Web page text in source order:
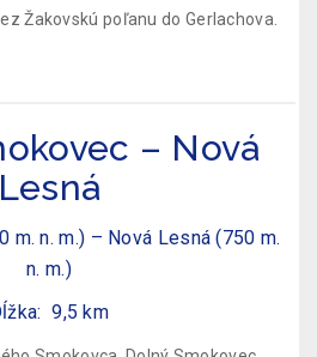
Žakovskú poľanu do Gerlachova.
– Nová
Lesná
m. n. m.) – Nová Lesná (750 m.
n. m.)
9,5 km